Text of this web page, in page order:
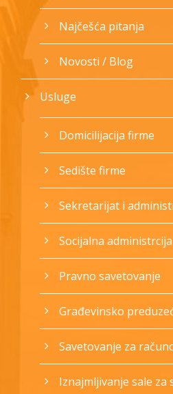
Najčešća pitanja
Novosti / Blog
Usluge
Domicilijacija firme
Sedište firme
Sekretarijat i
Socijalna administrcija
Pravno savetovanje
Građevinsko
Savetovanje za
Iznajmljivanje sale za